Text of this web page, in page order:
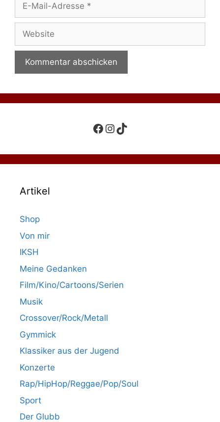
Adresse
Website
Facebook
Instagram
TikTok
Artikel
Shop
Von mir
IKSH
Meine Gedanken
Film/Kino/Cartoons/Serien
Musik
Crossover/Rock/Metall
Gymmick
Klassiker aus der Jugend
Konzerte
Rap/HipHop/Reggae/Pop/Soul
Sport
Der Glubb